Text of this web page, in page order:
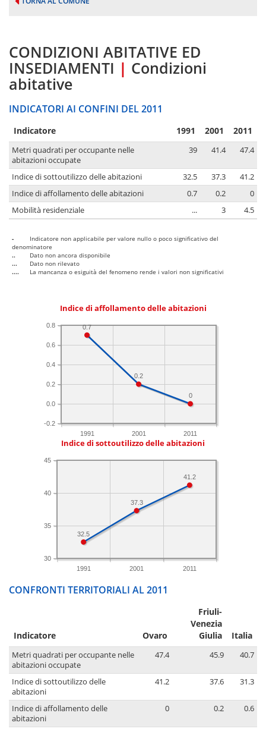
CONDIZIONI ABITATIVE ED
INSEDIAMENTI | Condizioni
abitative
INDICATORI AI CONFINI DEL 2011
Indicatore 1991 2001 2011
Metri quadrati per occupante nelle
abitazioni occupate
39 41.4 47.4
Indice di sottoutilizzo delle abitazioni 32.5 37.3
41.2
Indice di affollamento delle abitazioni
0.7 0.2
0
Mobilità residenziale
... 3 4.5
-
Indicatore non applicabile per valore nullo o poco significativo del
denominatore
..
Dato non ancora disponibile
...
Dato non rilevato
....
La mancanza o esiguità del fenomeno rende i valori non significativi
Indice di affollamento delle abitazioni
1991 2001 2011
-0.2
0.0
0.2
0.4
0.6
0.8
0
0.2
0.7
Indice di sottoutilizzo delle abitazioni
1991 2001 2011
30
35
40
45
41.2
37.3
32.5
CONFRONTI TERRITORIALI AL 2011
Indicatore Ovaro
Friuli-
Venezia
Giulia
Italia
Metri quadrati per occupante nelle
abitazioni occupate
47.4 45.9 40.7
Indice di sottoutilizzo delle
abitazioni
41.2 37.6 31.3
Indice di affollamento delle
abitazioni
0 0.2 0.6